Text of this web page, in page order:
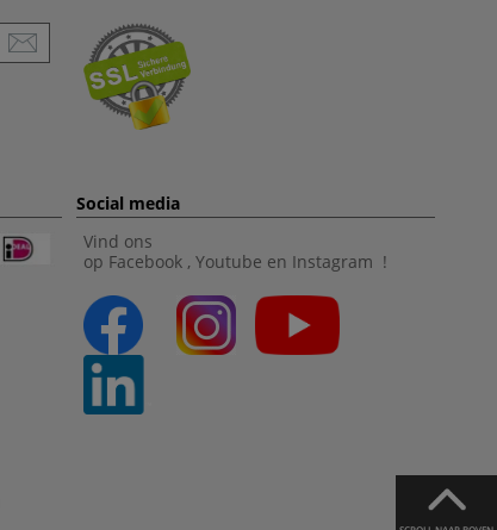
Social media
Vind ons
op Facebook , Youtube en Instagram !